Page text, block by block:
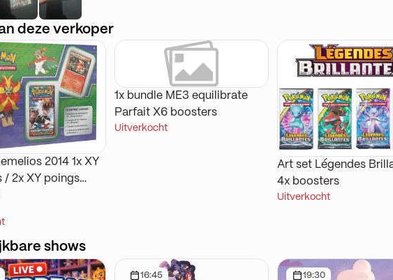
deze verkoper
2014 1x XY
/ 2x XY poings
XY de base
1x bundle ME3 equilibrate
Parfait X6 boosters
Uitverkocht
Art set Légendes
4x boosters
Uitverkocht
shows
16:45 19:30